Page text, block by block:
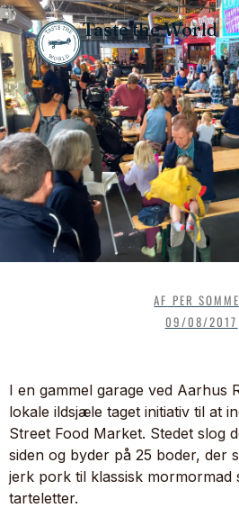
Taste the World
AF PER
09/08/2017
I en gammel garage ved Aarhus
lokale ildsjæle taget initiativ til at
Street Food Market. Stedet slog
siden og byder på 25 boder, der
jerk pork til klassisk
tarteletter.